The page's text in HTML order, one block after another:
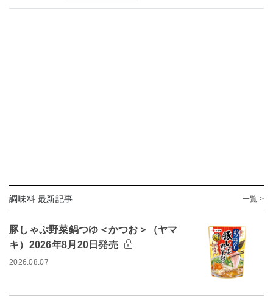
調味料 最新記事 一覧 >
豚しゃぶ野菜鍋つゆ＜かつお＞（ヤマ
キ）2026年8月20日発売
2026.08.07